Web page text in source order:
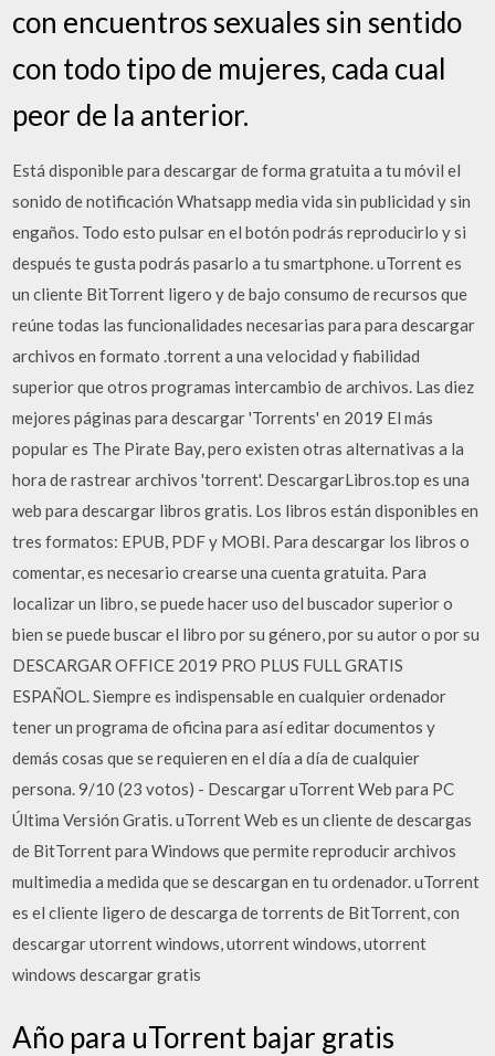
con encuentros sexuales sin sentido
con todo tipo de mujeres, cada cual
peor de la anterior.
Está disponible para descargar de forma gratuita a tu móvil el
sonido de notificación Whatsapp media vida sin publicidad y sin
engaños. Todo esto pulsar en el botón podrás reproducirlo y si
después te gusta podrás pasarlo a tu smartphone. uTorrent es
un cliente BitTorrent ligero y de bajo consumo de recursos que
reúne todas las funcionalidades necesarias para para descargar
archivos en formato .torrent a una velocidad y fiabilidad
superior que otros programas intercambio de archivos. Las diez
mejores páginas para descargar 'Torrents' en 2019 El más
popular es The Pirate Bay, pero existen otras alternativas a la
hora de rastrear archivos 'torrent'. DescargarLibros.top es una
web para descargar libros gratis. Los libros están disponibles en
tres formatos: EPUB, PDF y MOBI. Para descargar los libros o
comentar, es necesario crearse una cuenta gratuita. Para
localizar un libro, se puede hacer uso del buscador superior o
bien se puede buscar el libro por su género, por su autor o por su
DESCARGAR OFFICE 2019 PRO PLUS FULL GRATIS
ESPAÑOL. Siempre es indispensable en cualquier ordenador
tener un programa de oficina para así editar documentos y
demás cosas que se requieren en el día a día de cualquier
persona. 9/10 (23 votos) - Descargar uTorrent Web para PC
Última Versión Gratis. uTorrent Web es un cliente de descargas
de BitTorrent para Windows que permite reproducir archivos
multimedia a medida que se descargan en tu ordenador. uTorrent
es el cliente ligero de descarga de torrents de BitTorrent, con
descargar utorrent windows, utorrent windows, utorrent
windows descargar gratis
Año para uTorrent bajar gratis